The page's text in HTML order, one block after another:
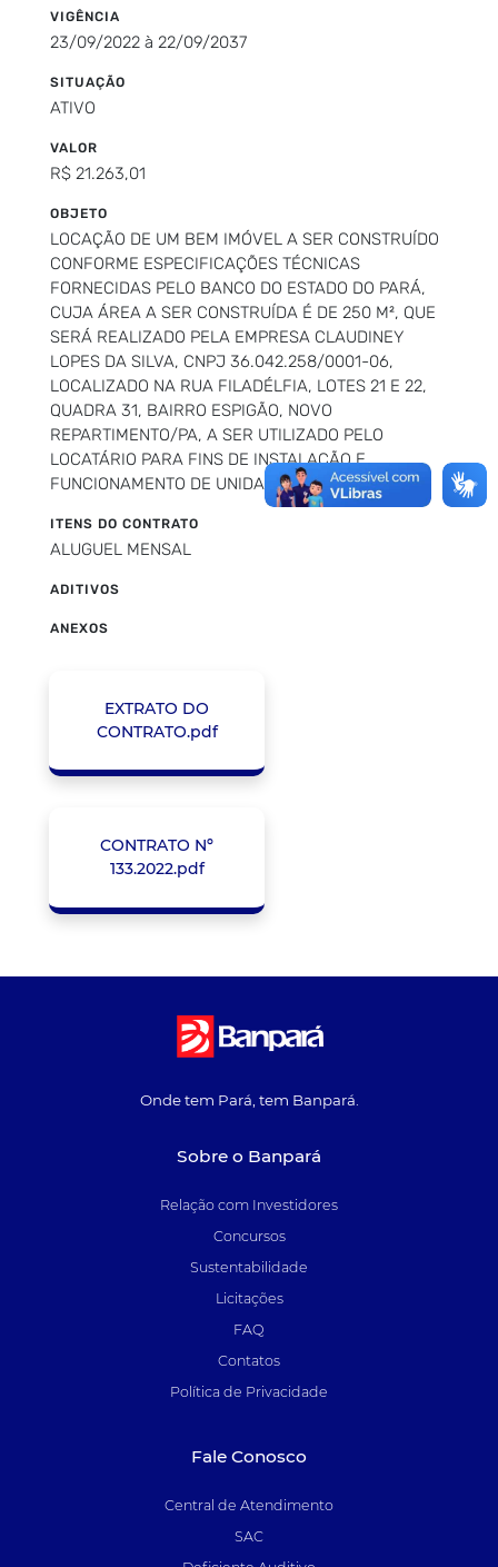
VIGÊNCIA
23/09/2022 à 22/09/2037
SITUAÇÃO
ATIVO
VALOR
R$ 21.263,01
OBJETO
LOCAÇÃO DE UM BEM IMÓVEL A SER CONSTRUÍDO
CONFORME ESPECIFICAÇÕES TÉCNICAS
FORNECIDAS PELO BANCO DO ESTADO DO PARÁ,
CUJA ÁREA A SER CONSTRUÍDA É DE 250 M², QUE
SERÁ REALIZADO PELA EMPRESA CLAUDINEY
LOPES DA SILVA, CNPJ 36.042.258/0001-06,
LOCALIZADO NA RUA FILADÉLFIA, LOTES 21 E 22,
QUADRA 31, BAIRRO ESPIGÃO, NOVO
REPARTIMENTO/PA, A SER UTILIZADO PELO
LOCATÁRIO PARA FINS DE INSTALAÇÃO E
FUNCIONAMENTO DE UNIDADE BANCÁRIA.
ITENS DO CONTRATO
ALUGUEL MENSAL
ADITIVOS
ANEXOS
EXTRATO DO
CONTRATO.pdf
CONTRATO Nº
133.2022.pdf
Onde tem Pará, tem Banpará.
Sobre o Banpará
Relação com Investidores
Concursos
Sustentabilidade
Licitações
FAQ
Contatos
Política de Privacidade
Fale Conosco
Central de Atendimento
SAC